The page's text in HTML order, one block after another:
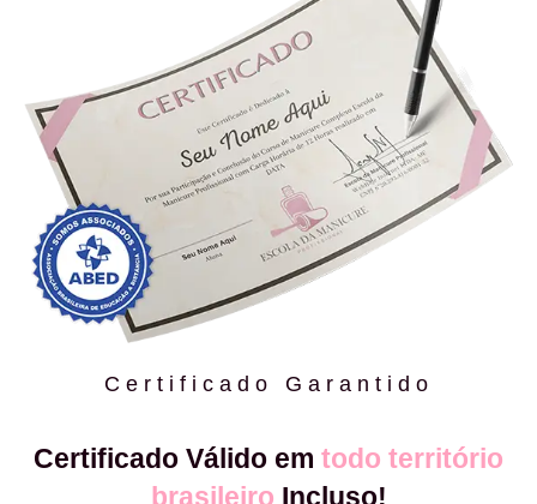
Certificado Garantido
Certificado Válido em todo território
brasileiro Incluso!